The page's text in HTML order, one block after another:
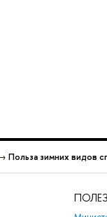
Польза зимних видов